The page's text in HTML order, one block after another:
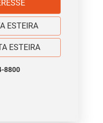
ESTEIRA
ESTEIRA
8800